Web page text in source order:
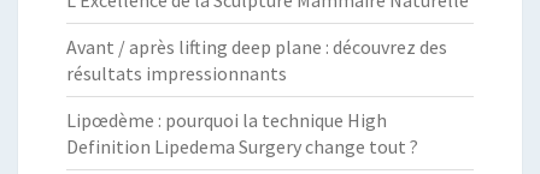
Avant / après lifting deep plane : découvrez des
résultats impressionnants
Lipœdème : pourquoi la technique High
Definition Lipedema Surgery change tout ?